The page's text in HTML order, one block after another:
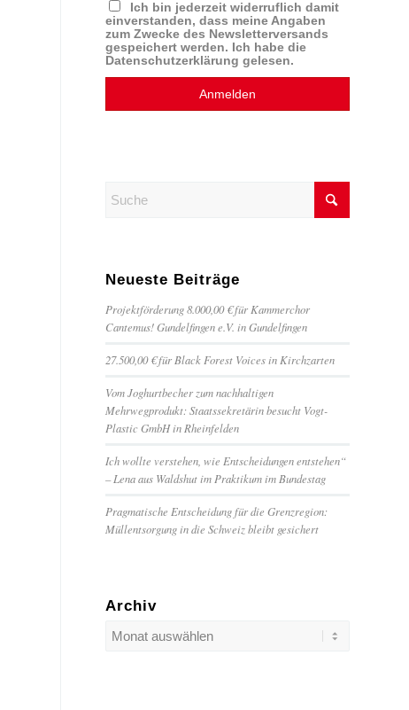
Ich bin jederzeit widerruflich damit
einverstanden, dass meine Angaben
zum Zwecke des Newsletterversands
gespeichert werden. Ich habe die
Datenschutzerklärung gelesen.
Neueste Beiträge
Projektförderung 8.000,00 € für Kammerchor
Cantemus! Gundelfingen e.V. in Gundelfingen
27.500,00 € für Black Forest Voices in Kirchzarten
Vom Joghurtbecher zum nachhaltigen
Mehrwegprodukt: Staatssekretärin besucht Vogt-
Plastic GmbH in Rheinfelden
Ich wollte verstehen, wie Entscheidungen entstehen“
– Lena aus Waldshut im Praktikum im Bundestag
Pragmatische Entscheidung für die Grenzregion:
Müllentsorgung in die Schweiz bleibt gesichert
Archiv